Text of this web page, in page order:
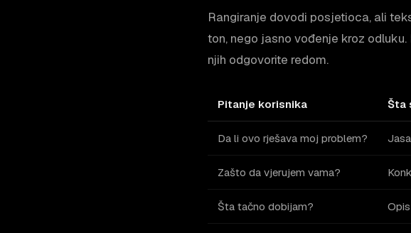
Rangiranje dovodi posjetioca, ali
ton, nego jasno vođenje kroz
njih odgovorite redom.
Pitanje korisnika Šta
Da li ovo rješava moj problem?
Zašto da vjerujem vama?
Šta tačno dobijam?